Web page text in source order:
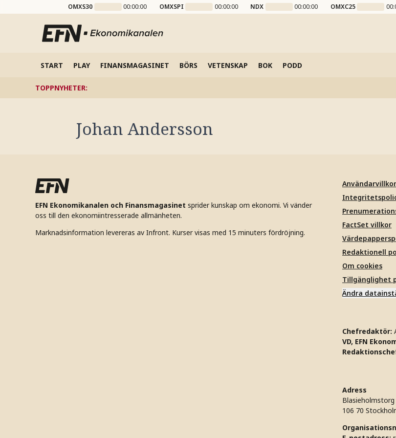
OMXS30 00:00:00 OMXSPI 00:00:00 NDX 00:00:00 OMXC25
START PLAY FINANSMAGASINET BÖRS VETENSKAP BOK PODD
TOPPNYHETER:
Johan Andersson
EFN Ekonomikanalen och Finansmagasinet sprider kunskap om ekonomi. Vi vänder
oss till den ekonomiintresserade allmänheten.
Marknadsinformation levereras av Infront. Kurser visas med 15 minuters fördröjning.
Användarvillkor
FactSet villkor
Redaktionell
Om cookies
Tillgänglighet
Ändra
Chefredaktör:
VD, EFN
Adress
Blasieholmstorg
106 70